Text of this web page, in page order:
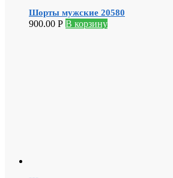
Шорты мужские 20580
900.00 Р В корзину